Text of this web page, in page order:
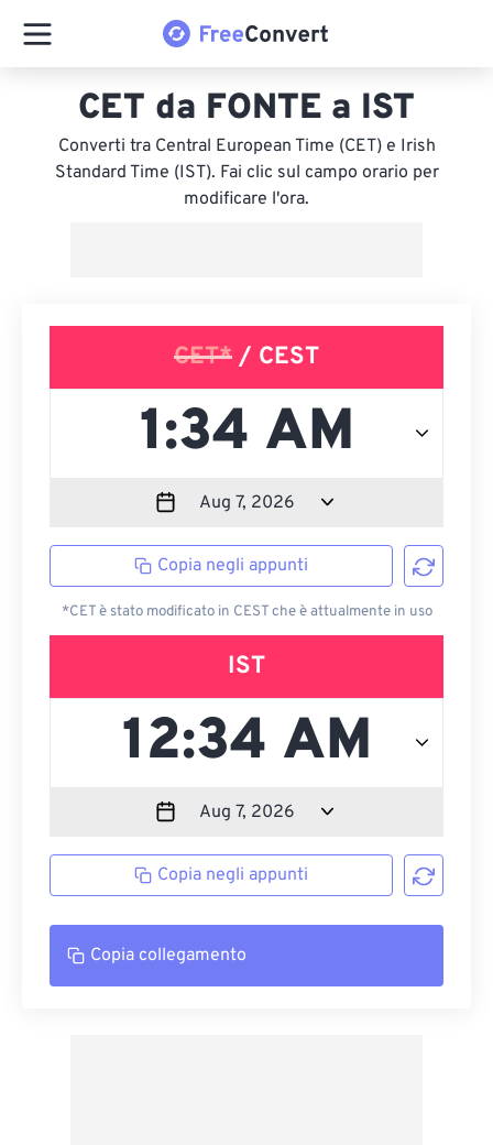
CET da FONTE a IST
Converti tra Central European Time (CET) e Irish
Standard Time (IST). Fai clic sul campo orario per
modificare l'ora.
CET* / CEST
Copia negli appunti
*CET è stato modificato in CEST che è attualmente in uso
IST
Copia negli appunti
Copia collegamento